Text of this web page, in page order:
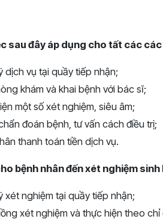
sau đây áp dụng cho tất các
dịch vụ tại quầy tiếp nhận;
khám và khai bệnh với bác sĩ;
một số xét nghiệm, siêu âm;
đoán bệnh, tư vấn cách điều trị;
thanh toán tiền dịch vụ.
bệnh nhân đến xét nghiệm sinh
xét nghiệm tại quầy tiếp nhận;
xét nghiệm và thực hiện theo